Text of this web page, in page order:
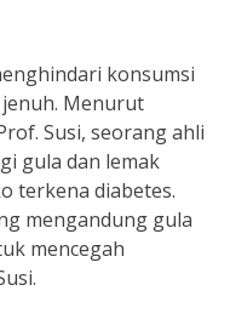
konsumsi
Menurut
Susi, seorang ahli
gula dan lemak
terkena diabetes.
mengandung gula
mencegah